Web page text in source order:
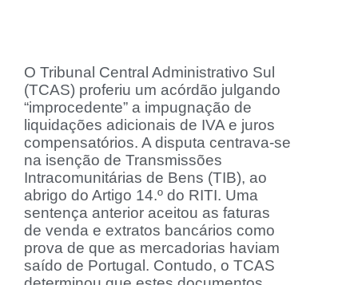
O Tribunal Central Administrativo Sul
(TCAS) proferiu um acórdão julgando
“improcedente” a impugnação de
liquidações adicionais de IVA e juros
compensatórios. A disputa centrava-se
na isenção de Transmissões
Intracomunitárias de Bens (TIB), ao
abrigo do Artigo 14.º do RITI. Uma
sentença anterior aceitou as faturas
de venda e extratos bancários como
prova de que as mercadorias haviam
saído de Portugal. Contudo, o TCAS